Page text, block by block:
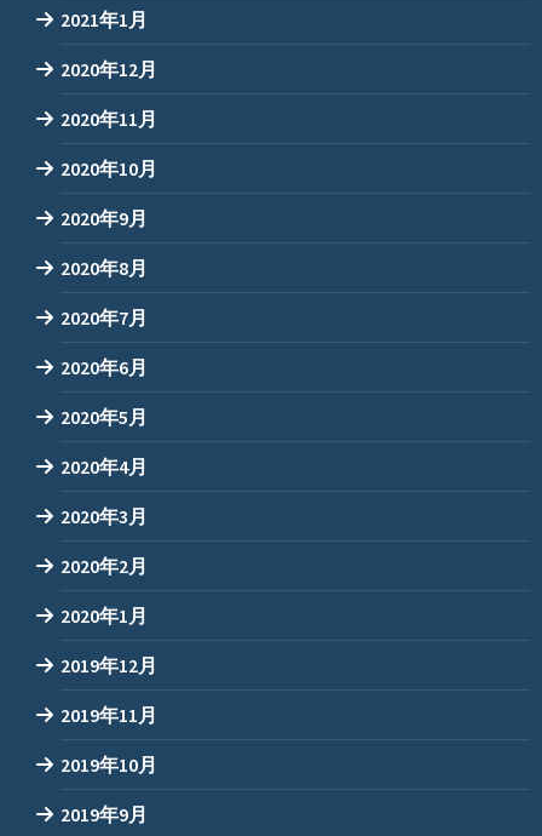
2021年1月
2020年12月
2020年11月
2020年10月
2020年9月
2020年8月
2020年7月
2020年6月
2020年5月
2020年4月
2020年3月
2020年2月
2020年1月
2019年12月
2019年11月
2019年10月
2019年9月